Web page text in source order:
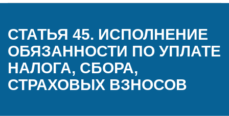
СТАТЬЯ 45. ИСПОЛНЕНИЕ
ОБЯЗАННОСТИ ПО УПЛАТЕ
НАЛОГА, СБОРА,
СТРАХОВЫХ ВЗНОСОВ